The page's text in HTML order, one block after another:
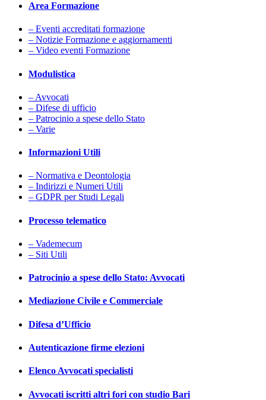
Area Formazione
– Eventi accreditati formazione
– Notizie Formazione e aggiornamenti
– Video eventi Formazione
Modulistica
– Avvocati
– Difese di ufficio
– Patrocinio a spese dello Stato
– Varie
Informazioni Utili
– Normativa e Deontologia
– Indirizzi e Numeri Utili
– GDPR per Studi Legali
Processo telematico
– Vademecum
– Siti Utili
Patrocinio a spese dello Stato: Avvocati
Mediazione Civile e Commerciale
Difesa d’Ufficio
Autenticazione firme elezioni
Elenco Avvocati specialisti
Avvocati iscritti altri fori con studio Bari